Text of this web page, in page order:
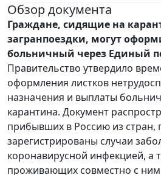
Обзор документа
Граждане, сидящие на
загранпоездки, могут
больничный через Единый
Правительство утвердило
оформления листков
назначения и выплаты
карантина. Документ
прибывших в Россию из стран,
зарегистрированы случаи
коронавирусной инфекцией, а
проживающих совместно с